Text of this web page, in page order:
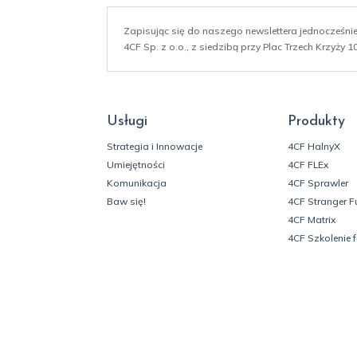
Zapisując się do naszego newslettera
4CF Sp. z o.o., z siedzibą przy Plac Trzech Krzyży
Usługi
Strategia i Innowacje
Umiejętności
Komunikacja
Baw się!
Produkty
4CF HalnyX
4CF FLEx
4CF Sprawler
4CF Stranger
4CF Matrix
4CF Szkolenie